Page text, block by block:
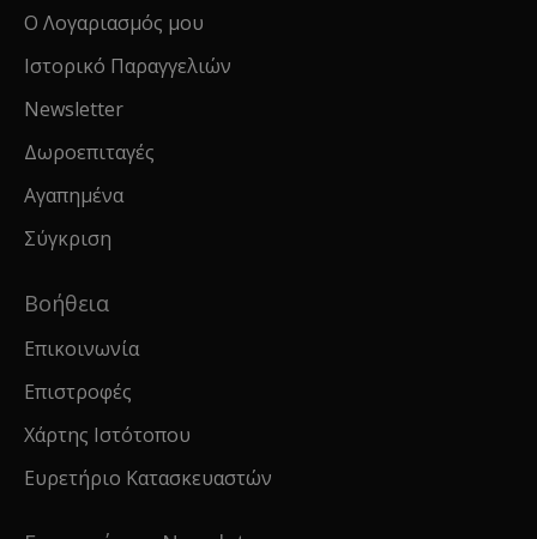
Ο Λογαριασμός μου
Ιστορικό Παραγγελιών
Newsletter
Δωροεπιταγές
Αγαπημένα
Σύγκριση
Βοήθεια
Επικοινωνία
Επιστροφές
Χάρτης Ιστότοπου
Ευρετήριο Κατασκευαστών